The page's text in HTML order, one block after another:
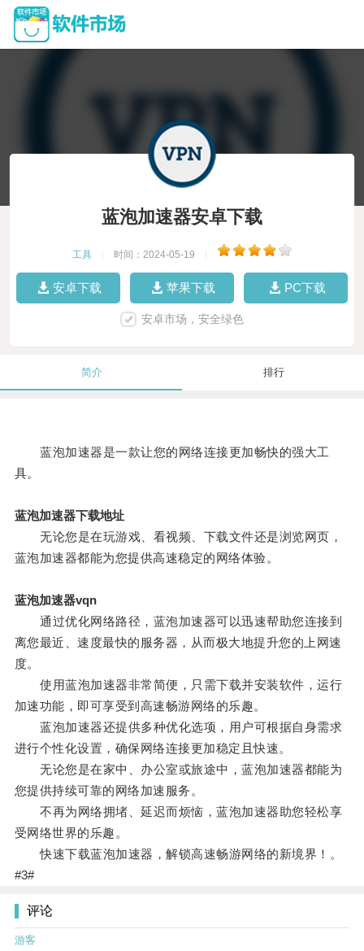
蓝泡加速器安卓下载
工具 时间：2024-05-19
安卓下载 苹果下载 PC下载
安卓市场，安全绿色
简介 排行
蓝泡加速器是一款让您的网络连接更加畅快的强大工
具。
蓝泡加速器下载地址
无论您是在玩游戏、看视频、下载文件还是浏览网页，
蓝泡加速器都能为您提供高速稳定的网络体验。
蓝泡加速器vqn
通过优化网络路径，蓝泡加速器可以迅速帮助您连接到
离您最近、速度最快的服务器，从而极大地提升您的上网速
度。
使用蓝泡加速器非常简便，只需下载并安装软件，运行
加速功能，即可享受到高速畅游网络的乐趣。
蓝泡加速器还提供多种优化选项，用户可根据自身需求
进行个性化设置，确保网络连接更加稳定且快速。
无论您是在家中、办公室或旅途中，蓝泡加速器都能为
您提供持续可靠的网络加速服务。
不再为网络拥堵、延迟而烦恼，蓝泡加速器助您轻松享
受网络世界的乐趣。
快速下载蓝泡加速器，解锁高速畅游网络的新境界！。
#3#
评论
游客